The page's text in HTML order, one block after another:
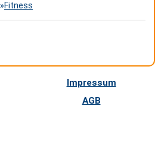
»Fitness
Impressum
AGB